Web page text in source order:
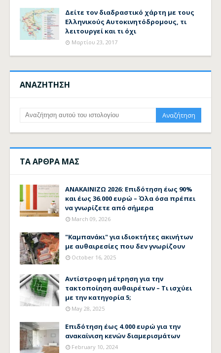
Δείτε τον διαδραστικό χάρτη με τους
Ελληνικούς Αυτοκινητόδρομους, τι
λειτουργεί και τι όχι
Μαρτίου 23, 2017
ΑΝΑΖΗΤΗΣΗ
ΤΑ ΑΡΘΡΑ ΜΑΣ
ΑΝΑΚΑΙΝΙΖΩ 2026: Επιδότηση έως 90%
και έως 36.000 ευρώ – Όλα όσα πρέπει
να γνωρίζετε από σήμερα
March 09, 2026
"Καμπανάκι" για ιδιοκτήτες ακινήτων
με αυθαιρεσίες που δεν γνωρίζουν
October 16, 2025
Αντίστροφη μέτρηση για την
τακτοποίηση αυθαιρέτων – Τι ισχύει
με την κατηγορία 5;
May 28, 2025
Επιδότηση έως 4.000 ευρώ για την
ανακαίνιση κενών διαμερισμάτων
February 10, 2024